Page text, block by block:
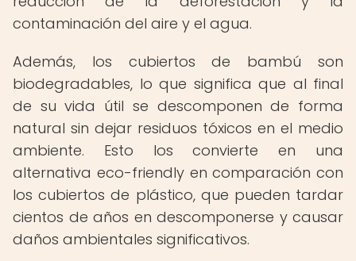
contaminación del aire y el agua.
Además, los cubiertos de bambú son
biodegradables, lo que significa que al final
de su vida útil se descomponen de forma
natural sin dejar residuos tóxicos en el medio
ambiente. Esto los convierte en una
alternativa eco-friendly en comparación con
los cubiertos de plástico, que pueden tardar
cientos de años en descomponerse y causar
daños ambientales significativos.